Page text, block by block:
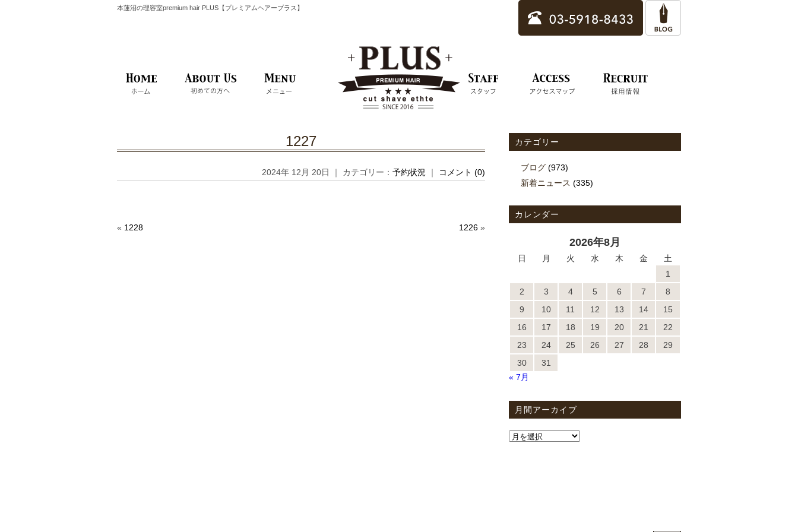
本蓮沼の理容室premium hair PLUS【プレミアムヘアープラス】
1227
2024年 12月 20日 ｜ カテゴリー： 予約状況 ｜ コメント (0)
« 1228 1226 »
カテゴリー
ブログ (973)
新着ニュース (335)
カレンダー
2026年8月
日 月 火 水 木 金
土
1
2
3 4 5 6 7
8
9
10 11 12 13 14
15
16
17 18 19 20 21
22
23
24 25 26 27 28
29
30
31
« 7月
月間アーカイブ